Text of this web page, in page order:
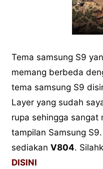
Tema samsung S9
memang berbeda
tema samsung S9
Layer yang sudah
rupa sehingga sangat
tampilan Samsung
sediakanV804.
DISINI